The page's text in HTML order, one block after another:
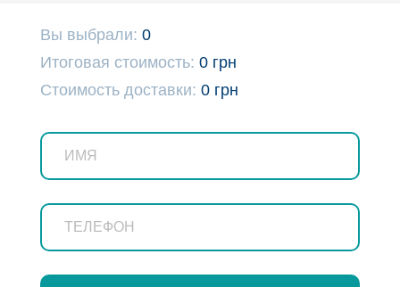
940 грн 1880 грн
кожа)
Кол-во:
Вы выбрали: 0
Итоговая стоимость: 0 грн
Стоимость доставки: 0 грн